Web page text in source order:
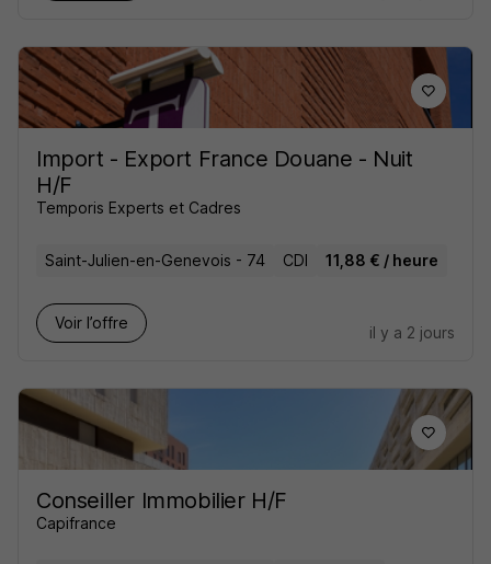
Import - Export France Douane - Nuit
H/F
Temporis Experts et Cadres
Saint-Julien-en-Genevois - 74 CDI 11,88 € / heure
Voir l’offre
il y a 2 jours
Conseiller Immobilier H/F
Capifrance